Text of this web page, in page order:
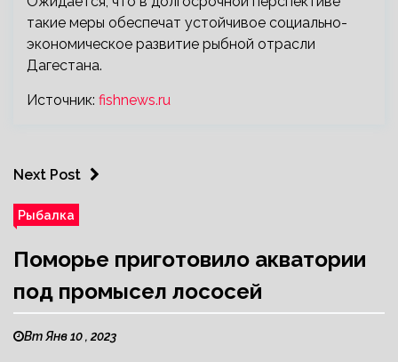
такие меры обеспечат устойчивое социально-
экономическое развитие рыбной отрасли
Дагестана.
Источник: fishnews.ru
Next Post
Рыбалка
Поморье приготовило акватории
под промысел лососей
Вт Янв 10 , 2023